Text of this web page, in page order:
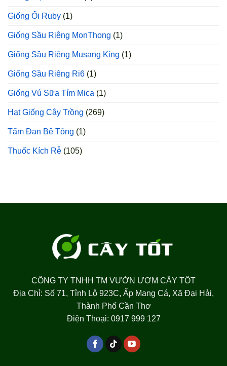
Giống Ổi Ruby (1)
Giống Sầu Riêng MonThong (1)
Giống Sầu Riêng Musang King (1)
Giống Sầu Riêng Ri6 (1)
Giống Vú Sữa Tím Mica (1)
Hạt Giống Cây Trồng (269)
Tấm Đan Bê Tông (1)
Thuốc Kích Rễ (105)
CÔNG TY TNHH TM VƯỜN ƯƠM CÂY TỐT
Địa Chỉ: Số 71, Tỉnh Lộ 923C, Ấp Mang Cá, Xã Đại Hải,
Thành Phố Cần Thơ
Điện Thoại: 0917 999 127